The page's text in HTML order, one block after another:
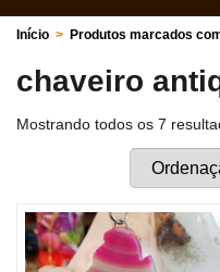
Início > Produtos marcados
chaveiro
Mostrando todos os 7